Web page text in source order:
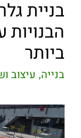
בניית
ביותר
בנייה, עיצוב